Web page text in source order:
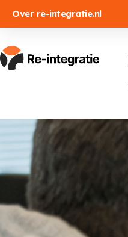
Over re-integratie.nl